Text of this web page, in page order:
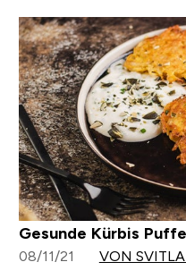
Gesunde Kürbis
08/11/21 VON